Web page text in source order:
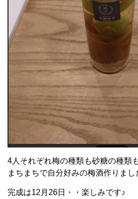
4人それぞれ梅の種類も砂糖の種類
まちまちで自分好みの梅酒作りまし
完成は12月26日・・楽しみです♪